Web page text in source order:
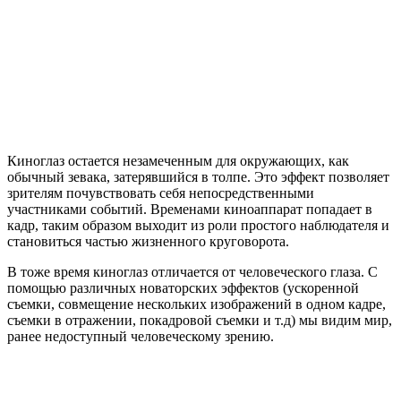
Киноглаз остается незамеченным для окружающих, как
обычный зевака, затерявшийся в толпе. Это эффект позволяет
зрителям почувствовать себя непосредственными
участниками событий. Временами киноаппарат попадает в
кадр, таким образом выходит из роли простого наблюдателя и
становиться частью жизненного круговорота.
В тоже время киноглаз отличается от человеческого глаза. С
помощью различных новаторских эффектов (ускоренной
съемки, совмещение нескольких изображений в одном кадре,
съемки в отражении, покадровой съемки и т.д) мы видим мир,
ранее недоступный человеческому зрению.